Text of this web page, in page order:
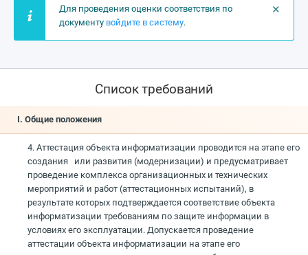
×
Для проведения оценки соответствия по
документу войдите в систему.
Список требований
I. Общие положения
4. Аттестация объекта информатизации проводится на этапе его
создания или развития (модернизации) и предусматривает
проведение комплекса организационных и технических
мероприятий и работ (аттестационных испытаний), в
результате которых подтверждается соответствие объекта
информатизации требованиям по защите информации в
условиях его эксплуатации. Допускается проведение
аттестации объекта информатизации на этапе его